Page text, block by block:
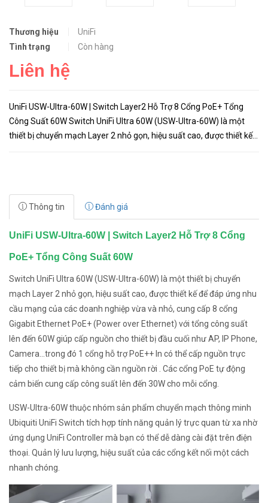
Thương hiệu
UniFi
Tình trạng
Còn hàng
Liên hệ
UniFi USW-Ultra-60W | Switch Layer2 Hỗ Trợ 8 Cổng PoE+ Tổng
Công Suất 60W Switch UniFi Ultra 60W (USW-Ultra-60W) là một
thiết bị chuyển mạch Layer 2 nhỏ gọn, hiệu suất cao, được thiết kế
Thông tin Đánh giá
UniFi USW-Ultra-60W | Switch Layer2 Hỗ Trợ 8 Cổng
PoE+ Tổng Công Suất 60W
Switch UniFi Ultra 60W (USW-Ultra-60W) là một thiết bị chuyển
mạch Layer 2 nhỏ gọn, hiệu suất cao, được thiết kế để đáp ứng nhu
cầu mạng của các doanh nghiệp vừa và nhỏ, cung cấp 8 cổng
Gigabit Ethernet PoE+ (Power over Ethernet) với tổng công suất
lên đến 60W giúp cấp nguồn cho thiết bị đầu cuối như AP, IP Phone,
Camera...trong đó 1 cổng hỗ trợ PoE++ In có thể cấp nguồn trực
tiếp cho thiết bị mà không cần nguồn rời . Các cổng PoE tự động
cảm biến cung cấp công suất lên đến 30W cho mỗi cổng.
USW-Ultra-60W thuộc nhóm sản phẩm chuyển mạch thông minh
Ubiquiti UniFi Switch tích hợp tính năng quản lý trực quan từ xa nhờ
ứng dụng UniFi Controller mà bạn có thể dễ dàng cài đặt trên điện
thoại. Quản lý lưu lượng, hiệu suất của các cổng kết nối một cách
nhanh chóng.